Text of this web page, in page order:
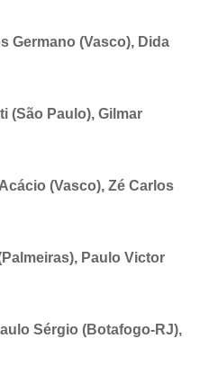
Germano (Vasco), Dida
(São Paulo), Gilmar
(Vasco), Zé Carlos
Paulo Victor
Sérgio (Botafogo-RJ),